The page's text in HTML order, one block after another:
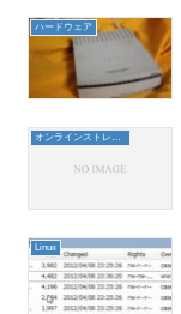
ハードウェア
オンラインストレージ
Linux